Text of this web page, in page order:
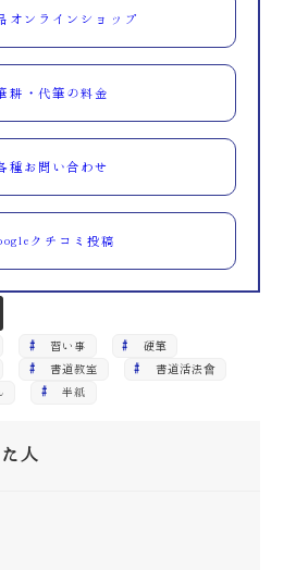
オンラインショップ
耕・代筆の料金
種お問い合わせ
クチコミ投稿
習い事 硬筆
書道教室 書道活法會
半紙
人